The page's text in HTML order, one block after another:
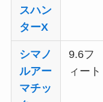
スハン
ターX
シマノ
ルアー
マチッ
9.6フ
ィート